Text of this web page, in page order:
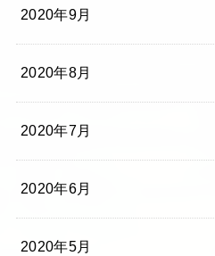
2020年9月
2020年8月
2020年7月
2020年6月
2020年5月